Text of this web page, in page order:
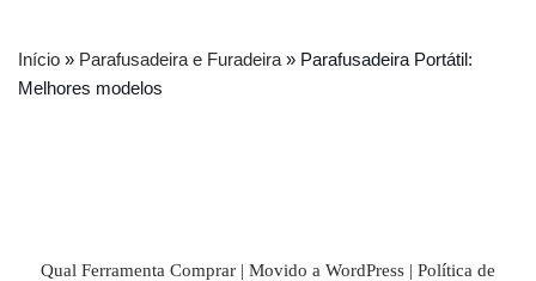
Início » Parafusadeira e Furadeira » Parafusadeira Portátil:
Melhores modelos
Qual Ferramenta Comprar | Movido a WordPress | Política de